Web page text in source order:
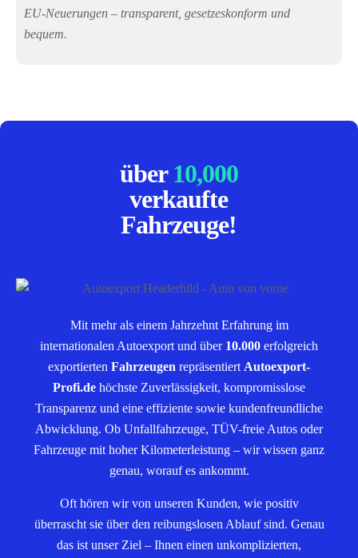
EU-Neuerungen – transparent, gesetzeskonform und
bequem.
über10,000
verkaufte
Fahrzeuge!
Mit mehr als einem Jahrzehnt Erfahrung im
internationalen Autoexport und über 10.000 erfolgreich
exportierten Fahrzeugen repräsentiert Autoexport-
Profi.de höchste Zuverlässigkeit, kompromisslose
Transparenz und eine effiziente sowie kundenfreundliche
Abwicklung. Ob Unfallfahrzeuge, TÜV-freie Autos oder
Fahrzeuge mit hoher Kilometerleistung – wir wissen ganz
genau, worauf es ankommt.
Oft hören wir von unseren Kunden, wie positiv
überrascht sie über den reibungslosen Ablauf sind. Genau
das ist unser Ziel – Ihnen einen unkomplizierten,